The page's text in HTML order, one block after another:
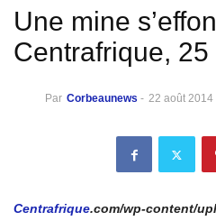
Une mine
Centrafrique, 25
Par Corbeaunews - 22 août 2014
Centrafrique.com/wp-content/